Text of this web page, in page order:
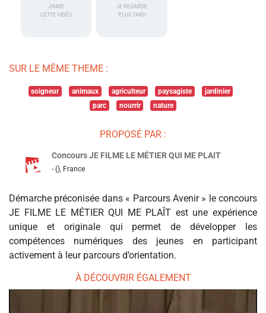
J'AIME
CETTE VIDÉO
JE REGARDE
PLUS TARD
SUR LE MÊME THEME :
soigneur animaux agriculteur paysagiste
jardinier
parc
nourrir nature
PROPOSÉ PAR :
Concours JE FILME LE MÉTIER QUI ME PLAIT
- (), France
Démarche préconisée dans « Parcours Avenir » le concours
JE FILME LE MÉTIER QUI ME PLAÎT est une expérience
unique et originale qui permet de développer les
compétences numériques des jeunes en participant
activement à leur parcours d’orientation.
À DÉCOUVRIR ÉGALEMENT